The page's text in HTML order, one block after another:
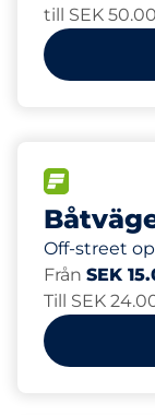
till SEK
Off-street
Från SEK
Till SEK